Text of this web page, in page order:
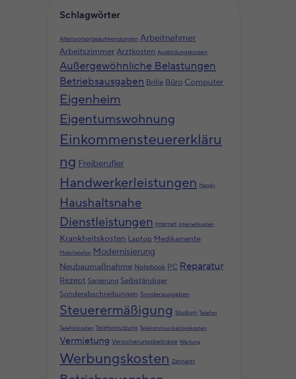
Schlagwörter
Altersvorsorgeaufwendungen Arbeitnehmer
Arbeitszimmer Arztkosten Ausbildungskosten
Außergewöhnliche Belastungen
Betriebsausgaben Brille Büro Computer
Eigenheim
Eigentumswohnung
Einkommensteuererkläru
ng Freiberufler
Handwerkerleistungen Handy
Haushaltsnahe
Dienstleistungen Internet Internetkosten
Krankheitskosten Laptop Medikamente
Mobiltelefon Modernisierung
Neubaumaßnahme Notebook PC Reparatur
Rezept Sanierung Selbständiger
Sonderabschreibungen Sonderausgaben
Steuerermäßigung Studium Telefon
Telefonkosten Telefonnutzung Telekommunikationskosten
Vermietung Versicherungsbeiträge Wartung
Werbungskosten Zahnarzt